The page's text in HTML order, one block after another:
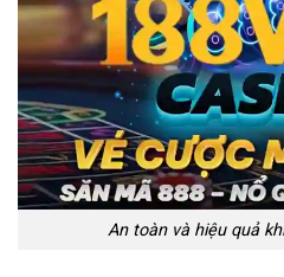
An toàn và hiệu quả